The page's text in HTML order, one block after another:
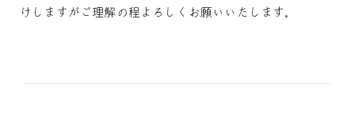
けしますがご理解の程よろしくお願いいたします。